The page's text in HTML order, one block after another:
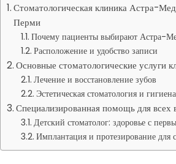
Стоматологическая клиника Астра-
Перми
Почему пациенты выбирают Астра-
Расположение и удобство записи
Основные стоматологические услуги
Лечение и восстановление зубов
Эстетическая стоматология и гигиена
Специализированная помощь для всех
Детский стоматолог: здоровье с
Имплантация и протезирование для